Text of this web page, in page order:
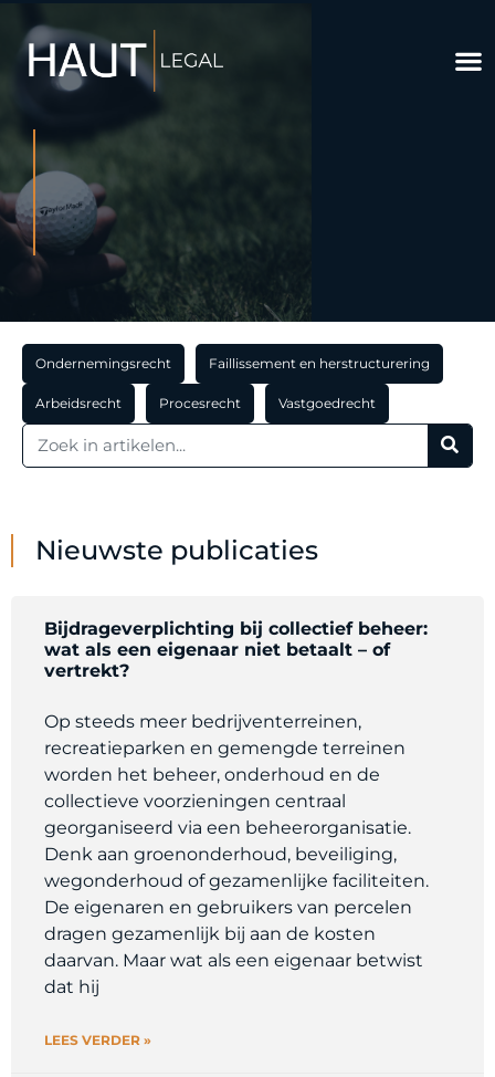
Ondernemingsrecht Faillissement en herstructurering
Arbeidsrecht Procesrecht Vastgoedrecht
Nieuwste publicaties
Bijdrageverplichting bij collectief beheer:
wat als een eigenaar niet betaalt – of
vertrekt?
Op steeds meer bedrijventerreinen,
recreatieparken en gemengde terreinen
worden het beheer, onderhoud en de
collectieve voorzieningen centraal
georganiseerd via een beheerorganisatie.
Denk aan groenonderhoud, beveiliging,
wegonderhoud of gezamenlijke faciliteiten.
De eigenaren en gebruikers van percelen
dragen gezamenlijk bij aan de kosten
daarvan. Maar wat als een eigenaar betwist
dat hij
LEES VERDER »